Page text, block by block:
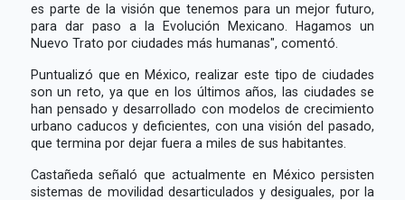
es parte de la visión que tenemos para un mejor futuro,
para dar paso a la Evolución Mexicano. Hagamos un
Nuevo Trato por ciudades más humanas", comentó.
Puntualizó que en México, realizar este tipo de ciudades
son un reto, ya que en los últimos años, las ciudades se
han pensado y desarrollado con modelos de crecimiento
urbano caducos y deficientes, con una visión del pasado,
que termina por dejar fuera a miles de sus habitantes.
Castañeda señaló que actualmente en México persisten
sistemas de movilidad desarticulados y desiguales, por la